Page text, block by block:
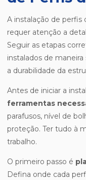
A instalação de perfis
requer atenção a
Seguir as etapas
instalados de
a durabilidade da
Antes de iniciar a
ferramentas
parafusos, nível de
proteção. Ter tudo à
trabalho.
O primeiro passo é
Defina onde cada